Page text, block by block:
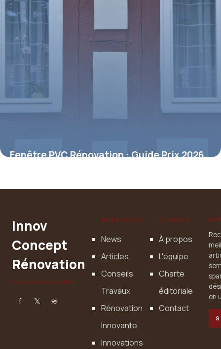
Fenêtre PVC Rénovation : Guide Prix 2026
Innov
Concept
Rénovation
Rénovez avec innovation
f 𝕏 ≋
RUBRIQUES
News
Articles
Conseils
Travaux
Rénovation
Innovante
Innovations
LE MÉDIA
À propos
L'équipe
Charte
éditoriale
Contact
en